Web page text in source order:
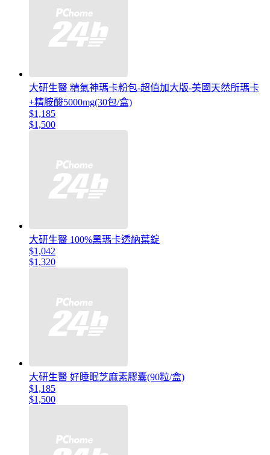
大研生醫 精氣神瑪卡粉包-超值加大版-美國天然所瑪卡
+精胺酸5000mg(30包/盒)
$1,185
$1,500
大研生醫 100%黑瑪卡透納葉錠
$1,042
$1,320
大研生醫 好睡眠芝麻素膠囊(90粒/盒)
$1,185
$1,500